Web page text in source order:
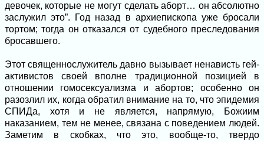
девочек, которые не могут сделать аборт… он абсолютно
заслужил это”. Год назад в архиепископа уже бросали
тортом; тогда он отказался от судебного преследования
бросавшего.
Этот священнослужитель давно вызывает ненависть гей-
активистов своей вполне традиционной позицией в
отношении гомосексуализма и абортов; особенно он
разозлил их, когда обратил внимание на то, что эпидемия
СПИДа, хотя и не является, напрямую, Божиим
наказанием, тем не менее, связана с поведением людей.
Заметим в скобках, что это, вообще-то, твердо